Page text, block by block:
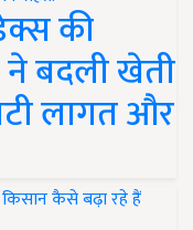
की
ने बदली खेती
लागत और